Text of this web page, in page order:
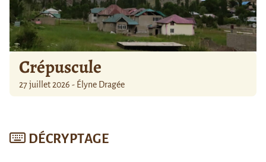
Crépuscule
27 juillet 2026 - Élyne Dragée
DÉCRYPTAGE